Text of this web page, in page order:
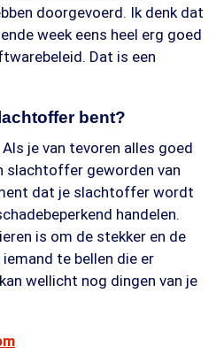
doorgevoerd. Ik denk dat
week eens heel erg goed
Dat is een
bent?
je van tevoren alles goed
slachtoffer geworden van
dat je slachtoffer wordt
handelen.
is om de stekker en de
te bellen die er
wellicht nog dingen van je